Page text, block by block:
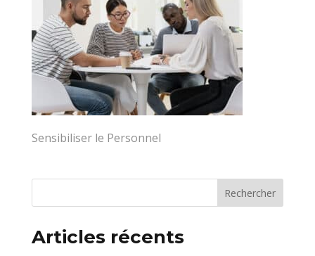
Sensibiliser le Personnel
Articles récents